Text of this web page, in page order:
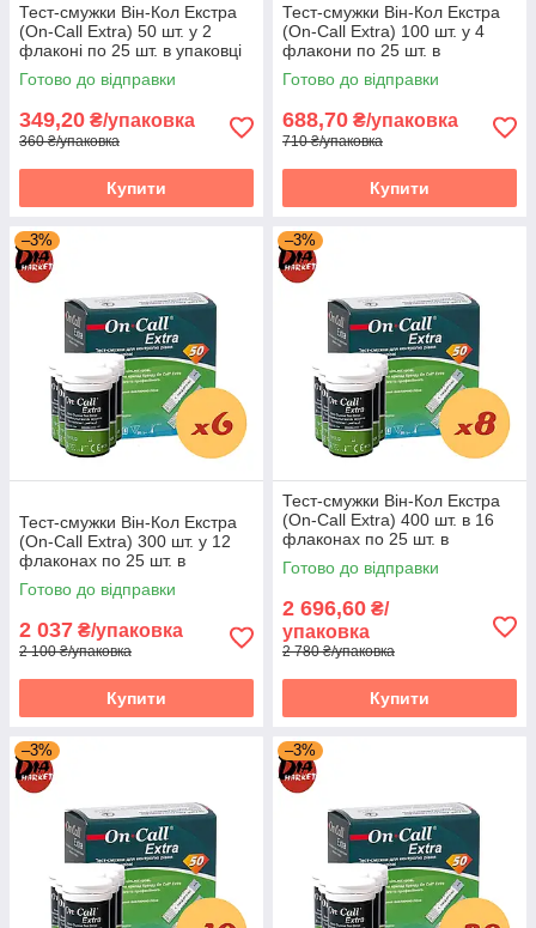
Тест-смужки Він-Кол Екстра
(On-Call Extra) 50 шт. у 2
флаконі по 25 шт. в упаковці
Готово до відправки
349,20 ₴/упаковка
360 ₴/упаковка
Купити
Тест-смужки Він-Кол Екстра
(On-Call Extra) 100 шт. у 4
флакони по 25 шт. в
пакованні
Готово до відправки
688,70 ₴/упаковка
710 ₴/упаковка
Купити
–3%
Тест-смужки Він-Кол Екстра
(On-Call Extra) 300 шт. у 12
флаконах по 25 шт. в
упаковці
Готово до відправки
2 037 ₴/упаковка
2 100 ₴/упаковка
Купити
–3%
Тест-смужки Він-Кол Екстра
(On-Call Extra) 400 шт. в 16
флаконах по 25 шт. в
упаковці
Готово до відправки
2 696,60 ₴/
упаковка
2 780 ₴/упаковка
Купити
–3% –3%